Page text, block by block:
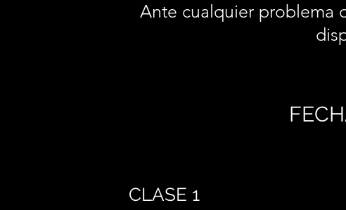
Ante cualquier problema
CLASE 1